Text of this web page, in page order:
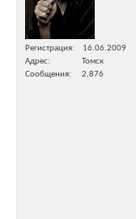
Регистрация
16.06.2009
Адрес
Томск
Сообщения
2,876